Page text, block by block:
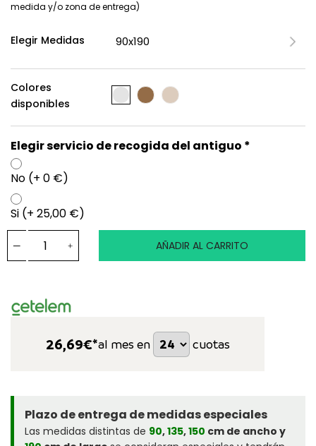
medida y/o zona de entrega)
Elegir Medidas
Colores
disponibles
Elegir servicio de recogida del antiguo *
No (+ 0 €)
Si (+ 25,00 €)
AÑADIR AL CARRITO
26,69€*al mes en cuotas
Plazo de entrega de medidas especiales
Las medidas distintas de 90,135,150 cm de ancho y